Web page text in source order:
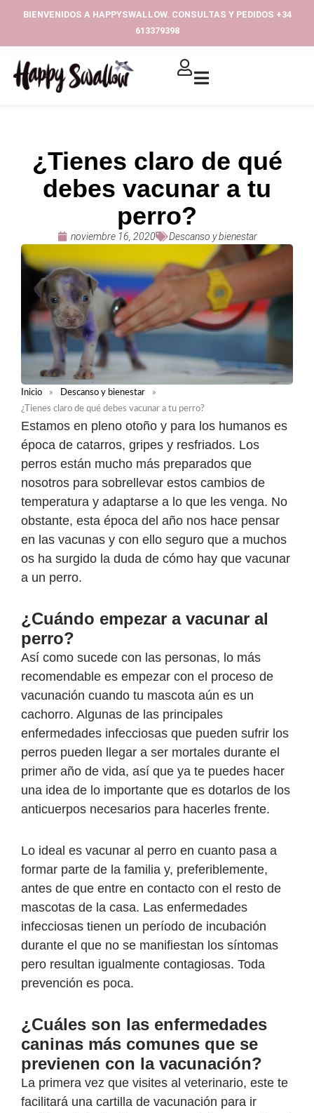
BIENVENIDOS A HAPPYSWALLOW. CONSULTAS Y PEDIDOS +34
613379398‬
¿Tienes claro de qué
debes vacunar a tu
perro?
noviembre 16, 2020 Descanso y bienestar
Inicio » Descanso y bienestar
»
¿Tienes claro de qué debes vacunar a tu perro?
Estamos en pleno otoño y para los humanos es
época de catarros, gripes y resfriados. Los
perros están mucho más preparados que
nosotros para sobrellevar estos cambios de
temperatura y adaptarse a lo que les venga. No
obstante, esta época del año nos hace pensar
en las vacunas y con ello seguro que a muchos
os ha surgido la duda de cómo hay que vacunar
a un perro.
¿Cuándo empezar a vacunar al
perro?
Así como sucede con las personas, lo más
recomendable es empezar con el proceso de
vacunación cuando tu mascota aún es un
cachorro. Algunas de las principales
enfermedades infecciosas que pueden sufrir los
perros pueden llegar a ser mortales durante el
primer año de vida, así que ya te puedes hacer
una idea de lo importante que es dotarlos de los
anticuerpos necesarios para hacerles frente.
Lo ideal es vacunar al perro en cuanto pasa a
formar parte de la familia y, preferiblemente,
antes de que entre en contacto con el resto de
mascotas de la casa. Las enfermedades
infecciosas tienen un período de incubación
durante el que no se manifiestan los síntomas
pero resultan igualmente contagiosas. Toda
prevención es poca.
¿Cuáles son las enfermedades
caninas más comunes que se
previenen con la vacunación?
La primera vez que visites al veterinario, este te
facilitará una cartilla de vacunación para ir